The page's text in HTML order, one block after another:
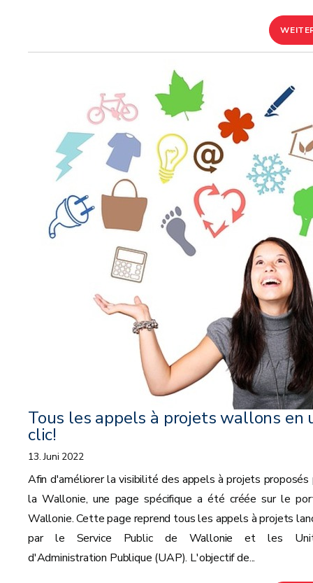
Tous les appels à projets wallons en
clic!
13. Juni 2022
Afin d'améliorer la visibilité des appels à projets proposés
la Wallonie, une page spécifique a été créée sur le
Wallonie. Cette page reprend tous les appels à projets
par le Service Public de Wallonie et les
d'Administration Publique (UAP). L'objectif de...